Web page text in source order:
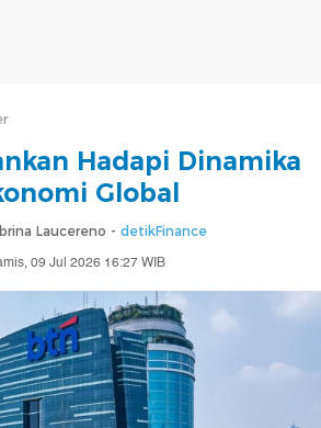
Hadapi Dinamika
Global
Laucereno - detikFinance
09 Jul 2026 16:27 WIB